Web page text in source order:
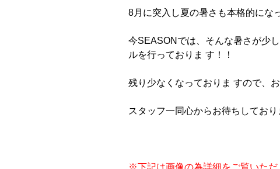
8月に突入し夏の暑さも本格的にな
今SEASONでは、そんな暑さが少
ルを行っておりま す！！
残り少なくなっておりま すので、
スタッフ一同心からお待ちしており
※下記は画像の為詳細をご覧いただ